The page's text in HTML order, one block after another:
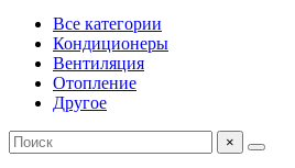
Все категории
Кондиционеры
Вентиляция
Отопление
Другое
×